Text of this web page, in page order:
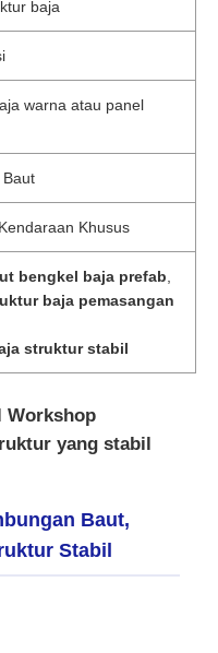
baja
warna atau panel
Khusus
bengkel baja prefab
baja pemasangan
struktur stabil
Workshop
yang stabil
Baut,
Stabil